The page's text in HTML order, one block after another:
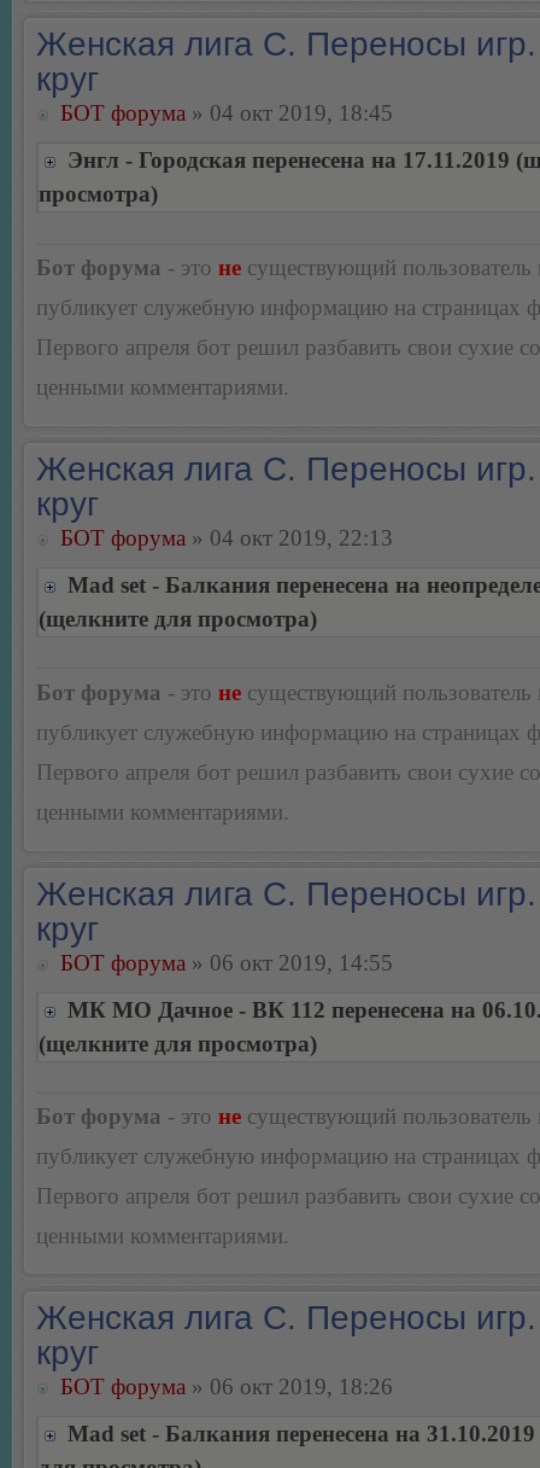
Женская лига С. Переносы
круг
БОТ форума » 04 окт 2019, 18:45
Энгл - Городская перенесена на 17.11.2019
просмотра)
Бот форума - это не существующий пользователь
публикует служебную информацию на страницах
Первого апреля бот решил разбавить свои сухие
ценными комментариями.
Женская лига С. Переносы
круг
БОТ форума » 04 окт 2019, 22:13
Mad set - Балкания перенесена на
(щелкните для просмотра)
Бот форума - это не существующий пользователь
публикует служебную информацию на страницах
Первого апреля бот решил разбавить свои сухие
ценными комментариями.
Женская лига С. Переносы
круг
БОТ форума » 06 окт 2019, 14:55
МК МО Дачное - ВК 112 перенесена на
(щелкните для просмотра)
Бот форума - это не существующий пользователь
публикует служебную информацию на страницах
Первого апреля бот решил разбавить свои сухие
ценными комментариями.
Женская лига С. Переносы
круг
БОТ форума » 06 окт 2019, 18:26
Mad set - Балкания перенесена на